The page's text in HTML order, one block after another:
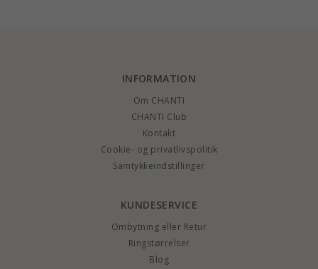
INFORMATION
Om CHANTI
CHANTI Club
Kontakt
Cookie- og privatlivspolitik
Samtykkeindstillinger
KUNDESERVICE
Ombytning eller Retur
Ringstørrelser
Blog